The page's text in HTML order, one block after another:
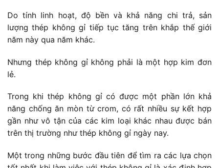
Do tính linh hoạt, độ bền và khả năng chi trả, sản
lượng thép không gỉ tiếp tục tăng trên khắp thế giới
năm này qua năm khác.
Nhưng thép không gỉ không phải là một hợp kim đơn
lẻ.
Trong khi thép không gỉ có được một phần lớn khả
năng chống ăn mòn từ crom, có rất nhiều sự kết hợp
gần như vô tận của các kim loại khác nhau được bán
trên thị trường như thép không gỉ ngày nay.
Một trong những bước đầu tiên để tìm ra các lựa chọn